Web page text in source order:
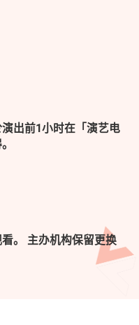
出前1小时在「演艺电
。 主办机构保留更换